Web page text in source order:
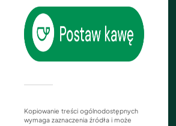
Kopiowanie treści ogólnodostępnych
wymaga zaznaczenia źródła i może